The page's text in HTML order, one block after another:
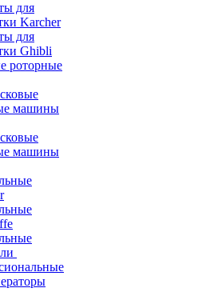
для
Karcher
для
Ghibli
роторные
машины
машины